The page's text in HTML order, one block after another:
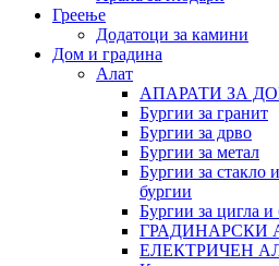
Греење
Додатоци за камини
Дом и градина
Алат
АПАРАТИ ЗА
Бургии за гранит
Бургии за дрво
Бургии за метал
Бургии за стакло
бургии
Бургии за цигла и
ГРАДИНАРСКИ
ЕЛЕКТРИЧЕН